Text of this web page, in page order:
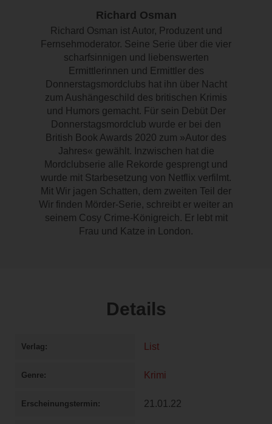
Richard Osman
Richard Osman ist Autor, Produzent und
Fernsehmoderator. Seine Serie über die vier
scharfsinnigen und liebenswerten
Ermittlerinnen und Ermittler des
Donnerstagsmordclubs hat ihn über Nacht
zum Aushängeschild des britischen Krimis
und Humors gemacht. Für sein Debüt Der
Donnerstagsmordclub wurde er bei den
British Book Awards 2020 zum »Autor des
Jahres« gewählt. Inzwischen hat die
Mordclubserie alle Rekorde gesprengt und
wurde mit Starbesetzung von Netflix verfilmt.
Mit Wir jagen Schatten, dem zweiten Teil der
Wir finden Mörder-Serie, schreibt er weiter an
seinem Cosy Crime-Königreich. Er lebt mit
Frau und Katze in London.
Details
Verlag List
Genre Krimi
Erscheinungstermin 21.01.22